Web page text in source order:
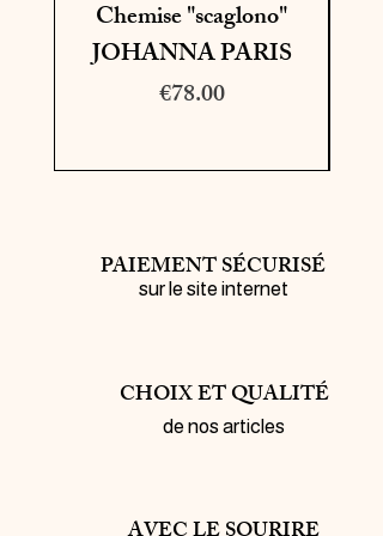
Chemise "scaglono"
JOHANNA PARIS
Price
€78.00
PAIEMENT SÉCURISÉ
sur le site internet
CHOIX ET QUALITÉ
de nos articles